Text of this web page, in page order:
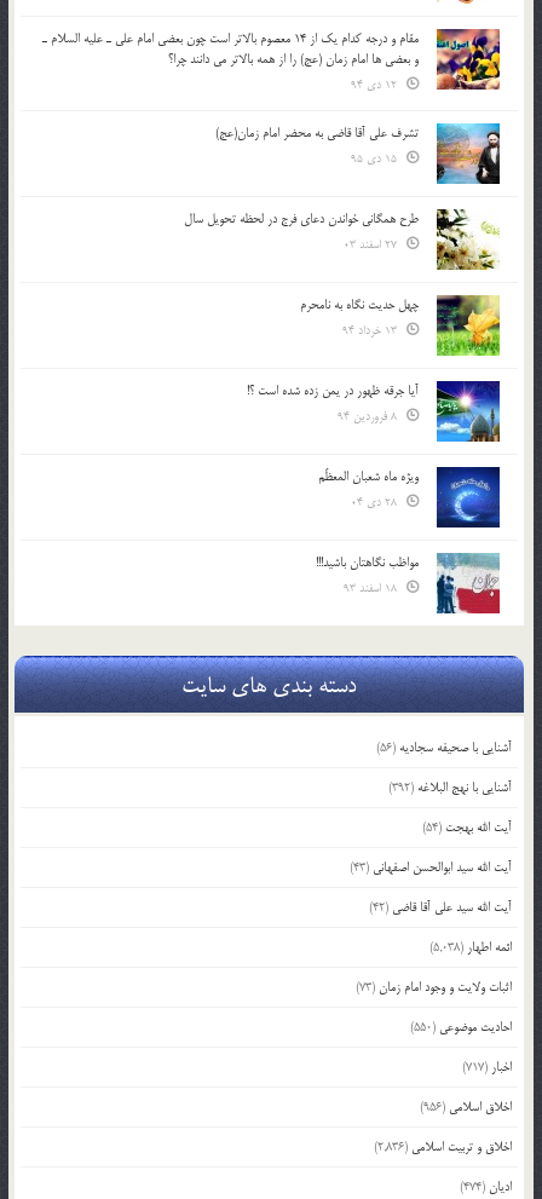
مقام و درجه كدام يك از 14 معصوم بالاتر است چون بعضي امام علي ـ عليه السلام ـ
و بعضي ها امام زمان (عج) را از همه بالاتر مي دانند چرا؟
تشرف علي آقا قاضي به محضر امام زمان(عج)
طرح همگانی خواندن دعای فرج در لحظه تحویل سال
چهل حدیث نگاه به نامحرم
آیا جرقه ظهور در یمن زده شده است ؟!
ویژه ماه شعبان المعظّم
مواظب نگاهتان باشید!!!
دسته بندی های سایت
آشنایی با صحیفه سجادیه (56)
آشنایی با نهج البلاغه (392)
آیت الله بهجت (54)
آیت الله سید ابوالحسن اصفهانی (43)
آیت الله سید علی آقا قاضی (42)
ائمه اطهار (5,038)
اثبات ولایت و وجود امام زمان(73)
احادیث موضوعی (550)
اخبار (717)
اخلاق اسلامی (956)
اخلاق و تربیت اسلامی (2,836)
ادیان(474)